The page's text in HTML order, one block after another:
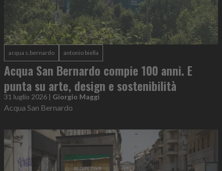
acqua s.bernardo antonio biella
Acqua San Bernardo compie 100 anni. E
punta su arte, design e sostenibilità
31 luglio 2026 | Giorgio Maggi
Acqua San Bernardo